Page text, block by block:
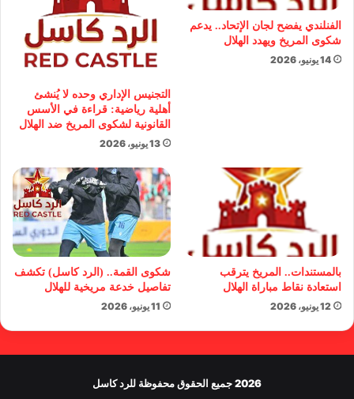
الفنلندي يفضح لجان الإتحاد.. يدعم
شكوى المريخ ويهدد الهلال
14 يونيو، 2026
التجنيس الإداري وحده لا يُنشئ
أهلية رياضية: قراءة في الأسس
القانونية لشكوى المريخ ضد الهلال
13 يونيو، 2026
بالمستندات.. المريخ يترقب
استعادة نقاط مباراة الهلال
12 يونيو، 2026
شكوى القمة.. (الرد كاسل) تكشف
تفاصيل خدعة مريخية للهلال
11 يونيو، 2026
2026 جميع الحقوق محفوظة للرد كاسل